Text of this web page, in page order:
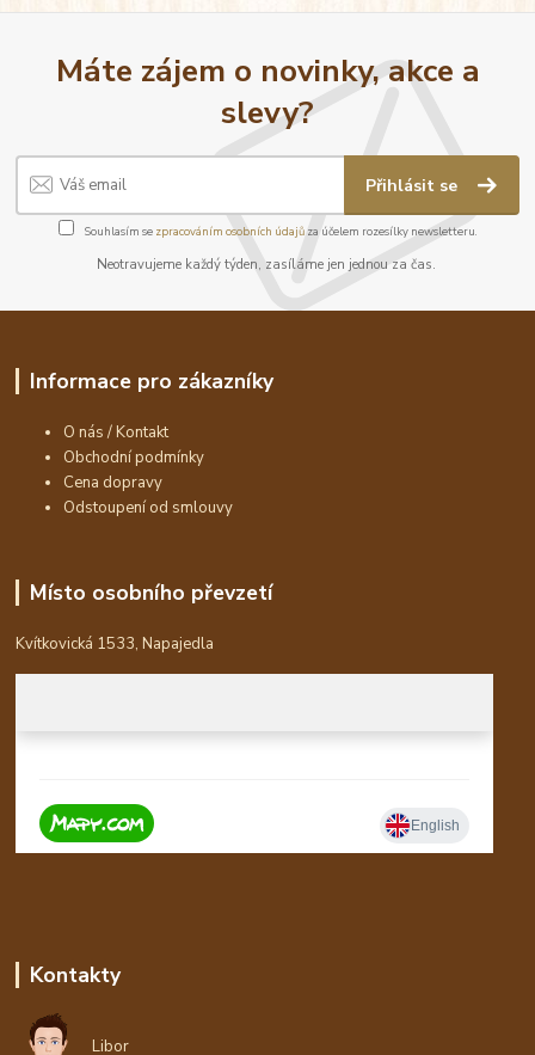
Máte zájem o novinky, akce a
slevy?
Přihlásit se
Souhlasím se zpracováním osobních údajůza účelem rozesílky newsletteru.
Neotravujeme každý týden, zasíláme jen jednou za čas.
Informace pro zákazníky
O nás / Kontakt
Obchodní podmínky
Cena dopravy
Odstoupení od smlouvy
Místo osobního převzetí
Kvítkovická 1533, Napajedla
Kontakty
Libor